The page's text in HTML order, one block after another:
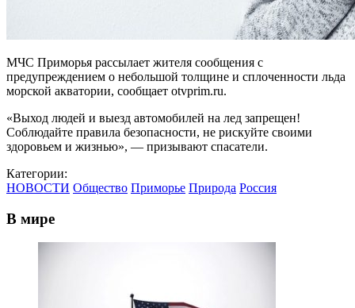
МЧС Приморья рассылает жителя сообщения с
предупреждением о небольшой толщине и сплоченности льда
морской акватории, сообщает otvprim.ru.
«Выход людей и выезд автомобилей на лед запрещен!
Соблюдайте правила безопасности, не рискуйте своими
здоровьем и жизнью», — призывают спасатели.
Категории:
НОВОСТИ Общество Приморье Природа Россия
В мире